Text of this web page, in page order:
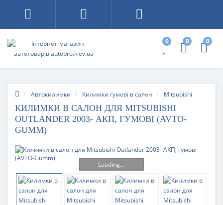
0 0 0
Автокилимки Килимки гумові в салон Mitsubishi
КИЛИМКИ В САЛОН ДЛЯ MITSUBISHI
OUTLANDER 2003- АКП, ГУМОВІ (AVTO-
GUMM)
Loading...